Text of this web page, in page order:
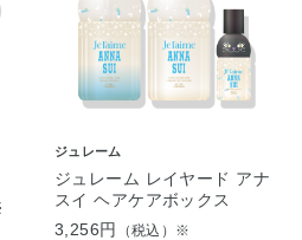
ジュレーム
ジュレーム レイヤード アナ
スイ ヘアケアボックス
3,256円
（税込）※